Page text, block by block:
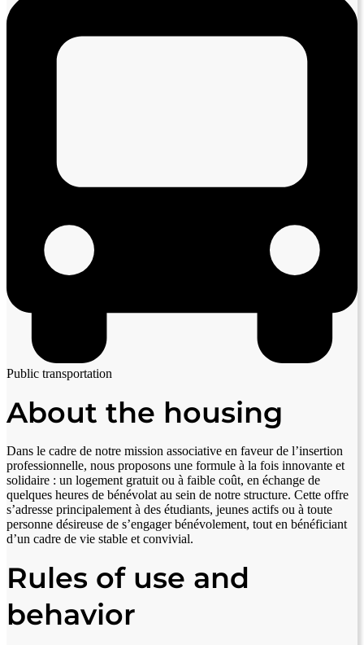
Public transportation
About the housing
Dans le cadre de notre mission associative en faveur de l’insertion
professionnelle, nous proposons une formule à la fois innovante et
solidaire : un logement gratuit ou à faible coût, en échange de
quelques heures de bénévolat au sein de notre structure. Cette offre
s’adresse principalement à des étudiants, jeunes actifs ou à toute
personne désireuse de s’engager bénévolement, tout en bénéficiant
d’un cadre de vie stable et convivial.
Rules of use and
behavior